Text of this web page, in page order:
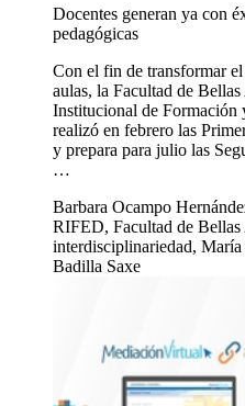
Docentes generan ya con
pedagógicas
Con el fin de transformar
aulas, la Facultad de
Institucional de
realizó en febrero las
y prepara para julio las
…
Barbara Ocampo
RIFED, Facultad de Bellas
interdisciplinariedad,
Badilla Saxe